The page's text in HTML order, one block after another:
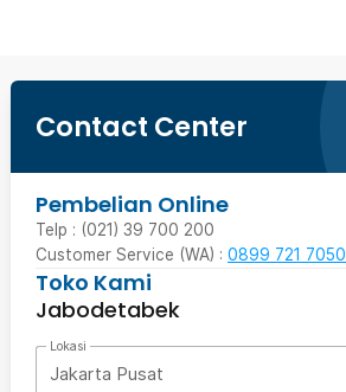
Contact Center
Pembelian Online
Telp : (021) 39 700 200
Customer Service (WA) : 0899 721 7050
Toko Kami
Jabodetabek
Lokasi
Jakarta Pusat